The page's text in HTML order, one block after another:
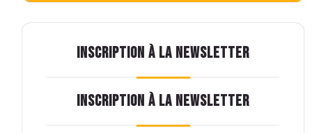
INSCRIPTION À LA NEWSLETTER
INSCRIPTION À LA NEWSLETTER